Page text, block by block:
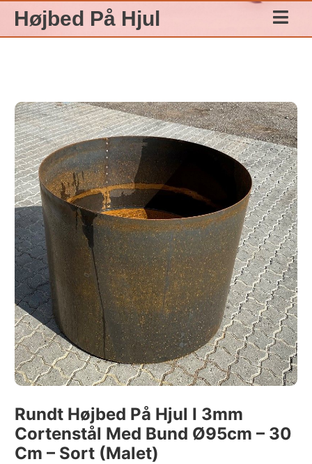
indholdet
Højbed På Hjul
Rundt Højbed På Hjul I 3mm
Cortenstål Med Bund Ø95cm – 30
Cm – Sort (malet)